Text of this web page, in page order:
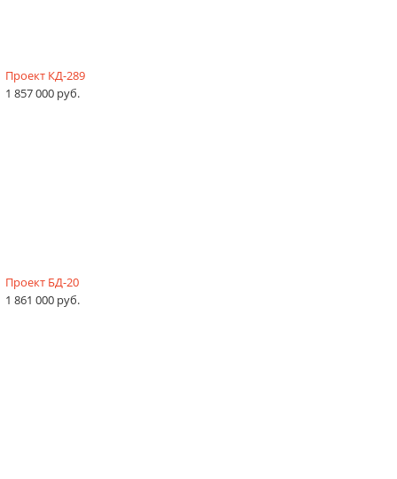
Проект КД-289
1 857 000 руб.
Проект БД-20
1 861 000 руб.